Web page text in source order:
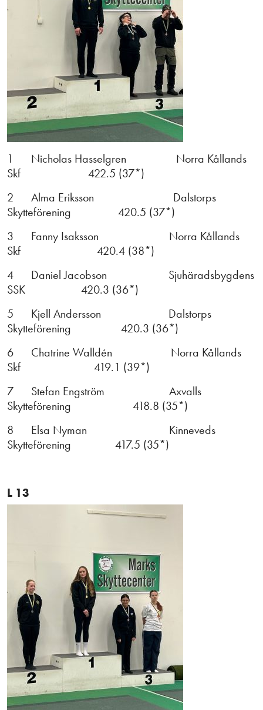
1 Nicholas Hasselgren Norra Kållands
Skf 422.5 (37*)
2 Alma Eriksson Dalstorps
Skytteförening 420.5 (37*)
3 Fanny Isaksson Norra Kållands
Skf 420.4 (38*)
4 Daniel Jacobson Sjuhäradsbygdens
SSK 420.3 (36*)
5 Kjell Andersson Dalstorps
Skytteförening 420.3 (36*)
6 Chatrine Walldén Norra Kållands
Skf 419.1 (39*)
7 Stefan Engström Axvalls
Skytteförening 418.8 (35*)
8 Elsa Nyman Kinneveds
Skytteförening 417.5 (35*)
L 13